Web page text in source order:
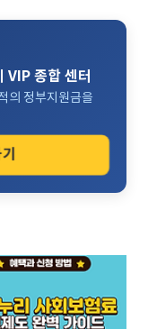
VIP 종합 센터
의 정부지원금을